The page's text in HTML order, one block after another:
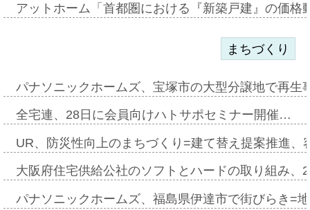
アットホーム「首都圏における『新築戸建』の価
まちづくり
パナソニックホームズ、宝塚市の大型分譲地で再
全宅連、28日に会員向けハトサポセミナー開催…
UR、防災性向上のまちづくり=建て替え提案推進
大阪府住宅供給公社のソフトとハードの取り組み
パナソニックホームズ、福島県伊達市で街びらき=